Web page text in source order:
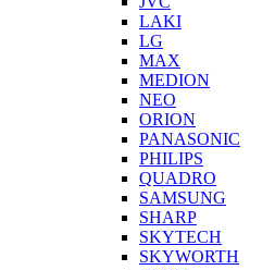
LAKI
LG
MAX
MEDION
NEO
ORION
PANASONIC
PHILIPS
QUADRO
SAMSUNG
SHARP
SKYTECH
SKYWORTH